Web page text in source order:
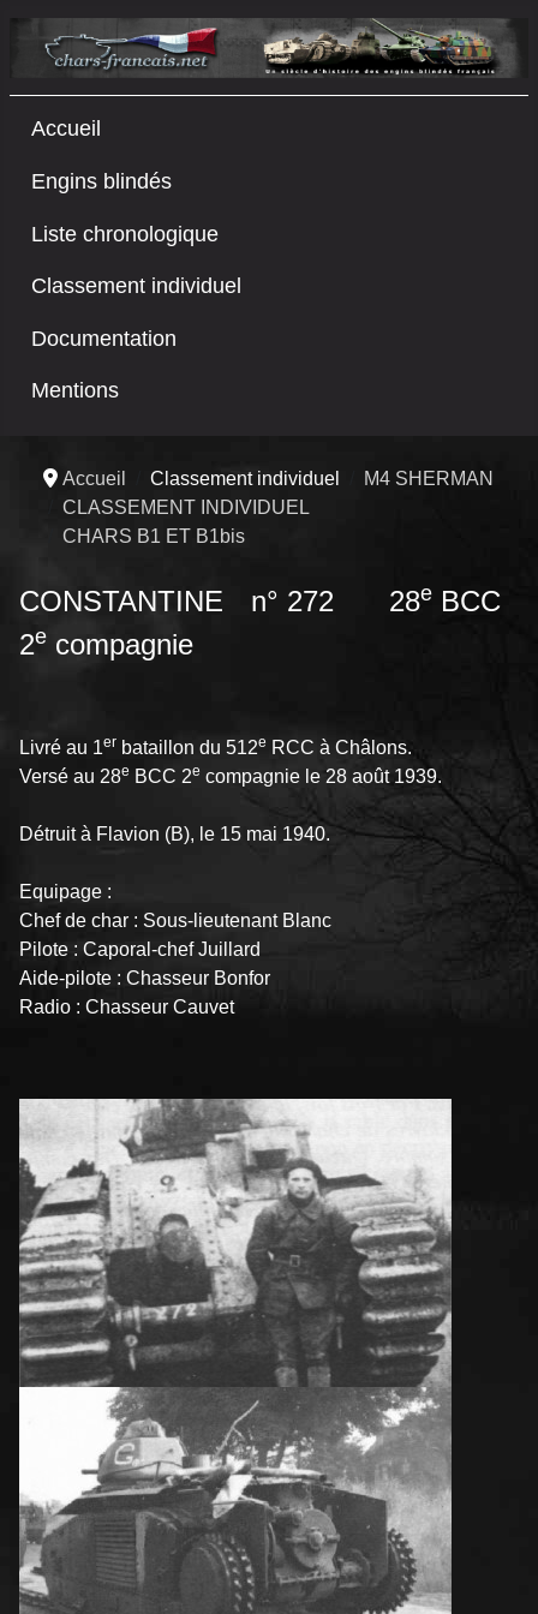
Accueil
Engins blindés
Liste chronologique
Classement individuel
Documentation
Mentions
Accueil Classement individuel
M4 SHERMAN
CLASSEMENT INDIVIDUEL
CHARS B1 ET B1bis
CONSTANTINE n° 272 28eBCC
2e compagnie
Livré au 1er bataillon du 512e RCC à Châlons.
Versé au 28e BCC 2e compagnie le 28 août 1939.
Détruit à Flavion (B), le 15 mai 1940.
Equipage :
Chef de char : Sous-lieutenant Blanc
Pilote : Caporal-chef Juillard
Aide-pilote : Chasseur Bonfor
Radio : Chasseur Cauvet